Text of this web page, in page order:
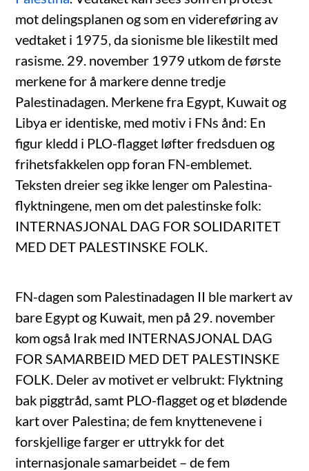
mot delingsplanen og som en videreføring av
vedtaket i 1975, da sionisme ble likestilt med
rasisme. 29. november 1979 utkom de første
merkene for å markere denne tredje
Palestinadagen. Merkene fra Egypt, Kuwait og
Libya er identiske, med motiv i FNs ånd: En
figur kledd i PLO-flagget løfter fredsduen og
frihetsfakkelen opp foran FN-emblemet.
Teksten dreier seg ikke lenger om Palestina-
flyktningene, men om det palestinske folk:
INTERNASJONAL DAG FOR SOLIDARITET
MED DET PALESTINSKE FOLK.
FN-dagen som Palestinadagen II ble markert av
bare Egypt og Kuwait, men på 29. november
kom også Irak med INTERNASJONAL DAG
FOR SAMARBEID MED DET PALESTINSKE
FOLK. Deler av motivet er velbrukt: Flyktning
bak piggtråd, samt PLO-flagget og et blødende
kart over Palestina; de fem knyttenevene i
forskjellige farger er uttrykk for det
internasjonale samarbeidet – de fem